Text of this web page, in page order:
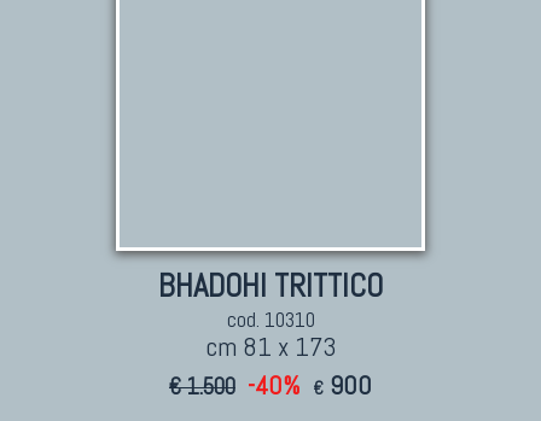
BHADOHI TRITTICO
cod. 10310
cm 81 x 173
€ 1.500 -40% € 900